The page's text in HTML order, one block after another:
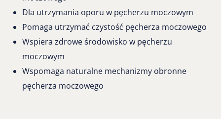
Dla utrzymania oporu w pęcherzu moczowym
Pomaga utrzymać czystość pęcherza moczowego
Wspiera zdrowe środowisko w pęcherzu
moczowym
Wspomaga naturalne mechanizmy obronne
pęcherza moczowego